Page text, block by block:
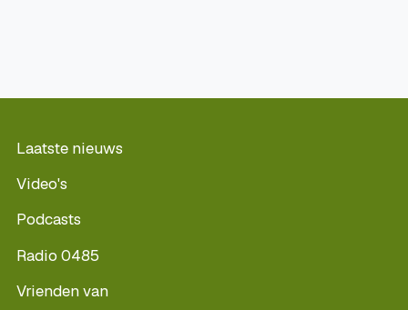
Laatste nieuws
Video's
Podcasts
Radio 0485
Vrienden van